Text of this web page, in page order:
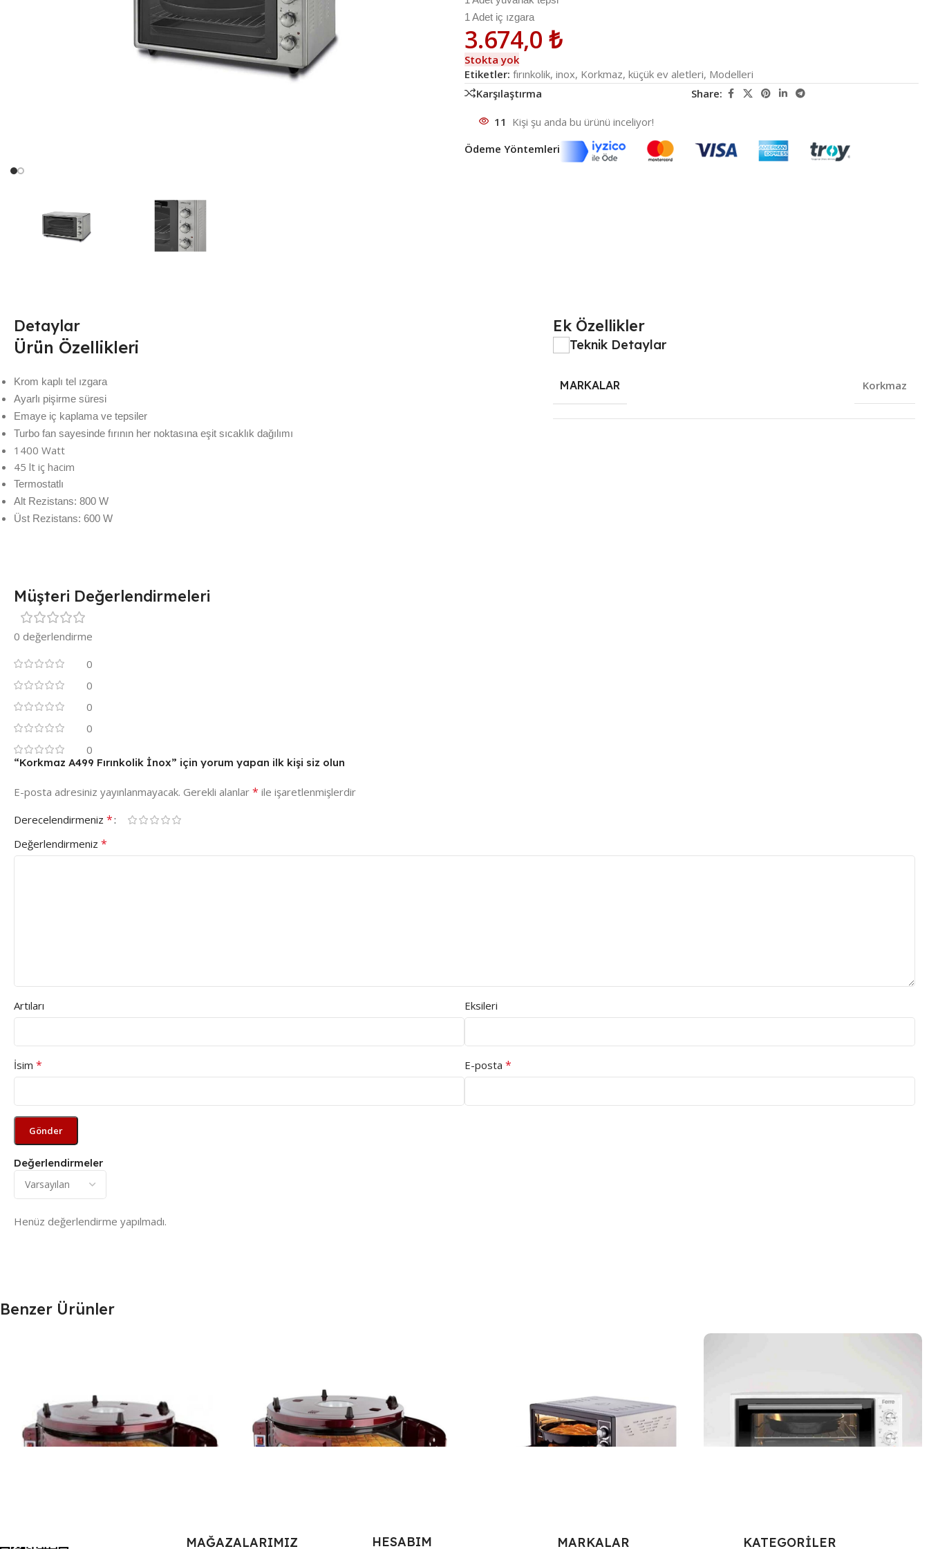
1 Adet iç ızgara
3.674,0 ₺
Stokta yok
Etiketler: fırınkolik, inox, Korkmaz, küçük ev aletleri, Modelleri
Karşılaştırma
Share:
11 Kişi şu anda bu ürünü inceliyor!
Ödeme Yöntemleri
Detaylar
Ürün Özellikleri
Krom kaplı tel ızgara
Ayarlı pişirme süresi
Emaye iç kaplama ve tepsiler
Turbo fan sayesinde fırının her noktasına eşit sıcaklık dağılımı
1400 Watt
45 lt iç hacim
Termostatlı
Alt Rezistans: 800 W
Üst Rezistans: 600 W
Ek Özellikler
Teknik Detaylar
MARKALAR Korkmaz
Müşteri Değerlendirmeleri
0 değerlendirme
0
0
0
0
0
Değerlendirmeler
Henüz değerlendirme yapılmadı.
“Korkmaz A499 Fırınkolik İnox” için yorum yapan ilk kişi siz olun
E-posta adresiniz yayınlanmayacak. Gerekli alanlar * ile işaretlenmişlerdir
Derecelendirmeniz *
Değerlendirmeniz *
Artıları Eksileri
İsim * E-posta *
Benzer Ürünler
MAĞAZALARIMIZ HESABIM MARKALAR KATEGORİLER